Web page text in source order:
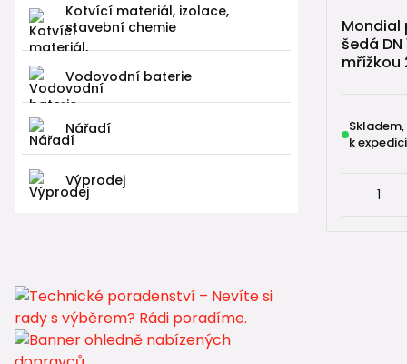
Kotvící materiál, izolace,
stavební chemie
Vodovodní baterie
Nářadí
Výprodej
→ bodové
→ vhodné
→ ideální
Střešní
→
→
Mondial
šedá DN
mřížkou
k expedici